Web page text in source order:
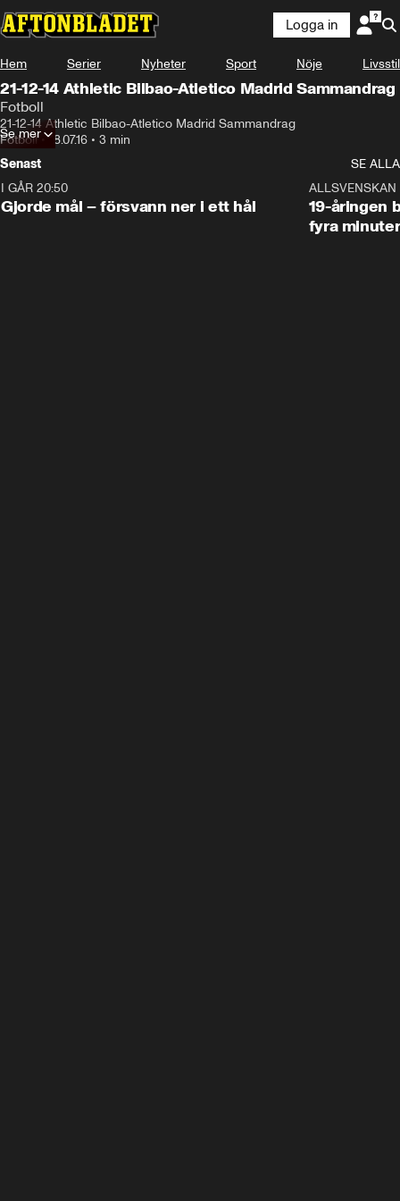
Logga in
Hem Serier Nyheter Sport Nöje Livsstil
21-12-14 Athletic Bilbao-Atletico Madrid Sammandrag
Fotboll
21-12-14 Athletic Bilbao-Atletico Madrid Sammandrag
Fotboll•18.07.16 • 3 min
Se mer
Senast
SE ALLA
I GÅR 20:50
Gjorde mål – försvann ner i ett hål
ALLSVENSKAN
19-åringen
fyra minuter